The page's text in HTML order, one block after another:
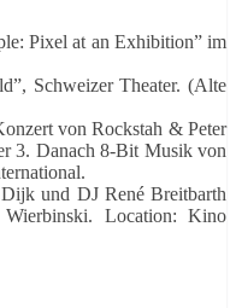
Pixel at an Exhibition” im
Schweizer Theater. (Alte
von Rockstah & Peter
3. Danach 8-Bit Musik von
und DJ René Breitbarth
Location: Kino